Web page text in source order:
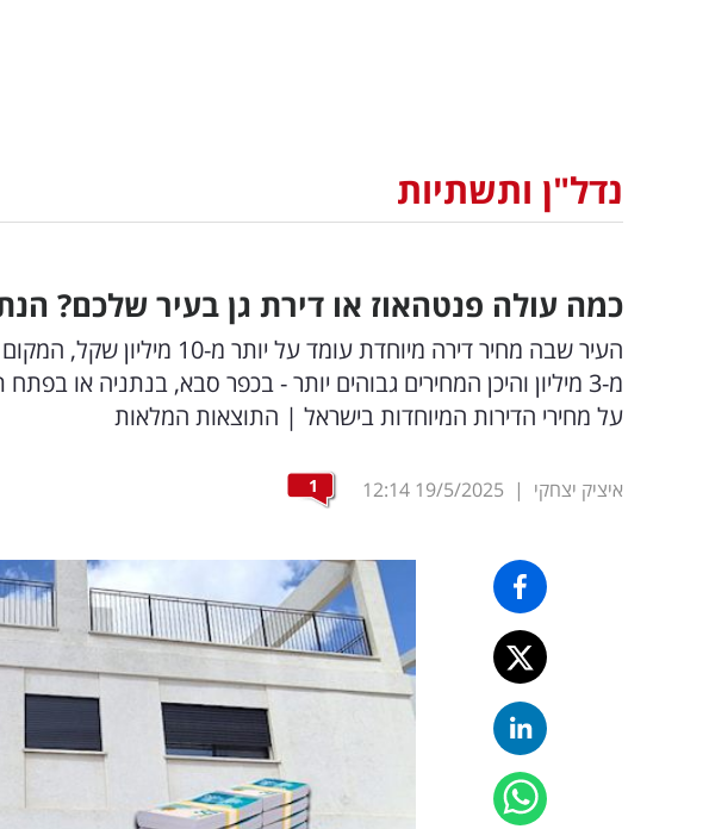
נדל"ן ותשתיות
כמה עולה פנטהאוז או דירת גן בעיר שלכם?
העיר שבה מחיר דירה מיוחדת
על מחירי הדירות המיוחדות בישראל | התוצאות המלאות
איציק יצחקי |
19/5/2025
12:14
1